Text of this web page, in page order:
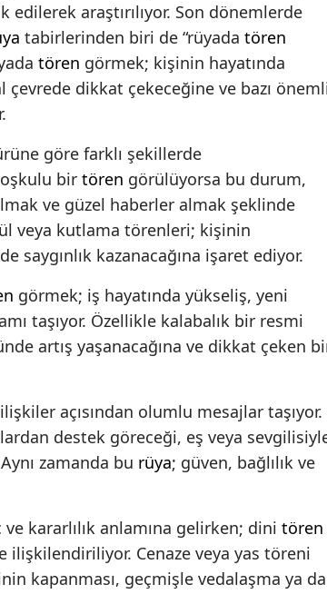
edilerek araştırılıyor. Son dönemlerde
tabirlerinden biri de “rüyada tören
tören görmek; kişinin hayatında
dikkat çekeceğine ve bazı
göre farklı şekillerde
bir tören görülüyorsa bu durum,
ve güzel haberler almak şeklinde
veya kutlama törenleri; kişinin
saygınlık kazanacağına işaret ediyor.
görmek; iş hayatında yükseliş, yeni
taşıyor. Özellikle kalabalık bir resmi
artış yaşanacağına ve dikkat çeken
açısından olumlu mesajlar taşıyor.
destek göreceği, eş veya
zamanda bu rüya; güven, bağlılık ve
kararlılık anlamına gelirken; dini tören
Cenaze veya yas töreni
kapanması, geçmişle vedalaşma ya da